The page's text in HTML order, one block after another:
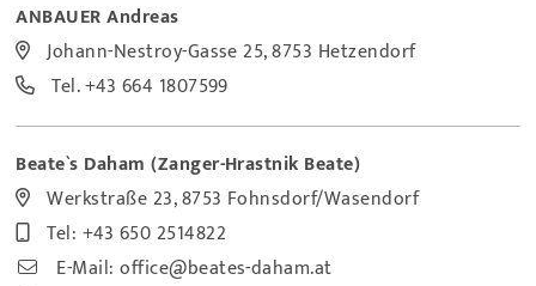
ANBAUER Andreas
Johann-Nestroy-Gasse 25, 8753 Hetzendorf
Tel.+43 664 1807599
Beate`s Daham (Zanger-Hrastnik Beate)
Werkstraße 23, 8753 Fohnsdorf/Wasendorf
Tel: +43 650 2514822
E-Mail:office@beates-daham.at